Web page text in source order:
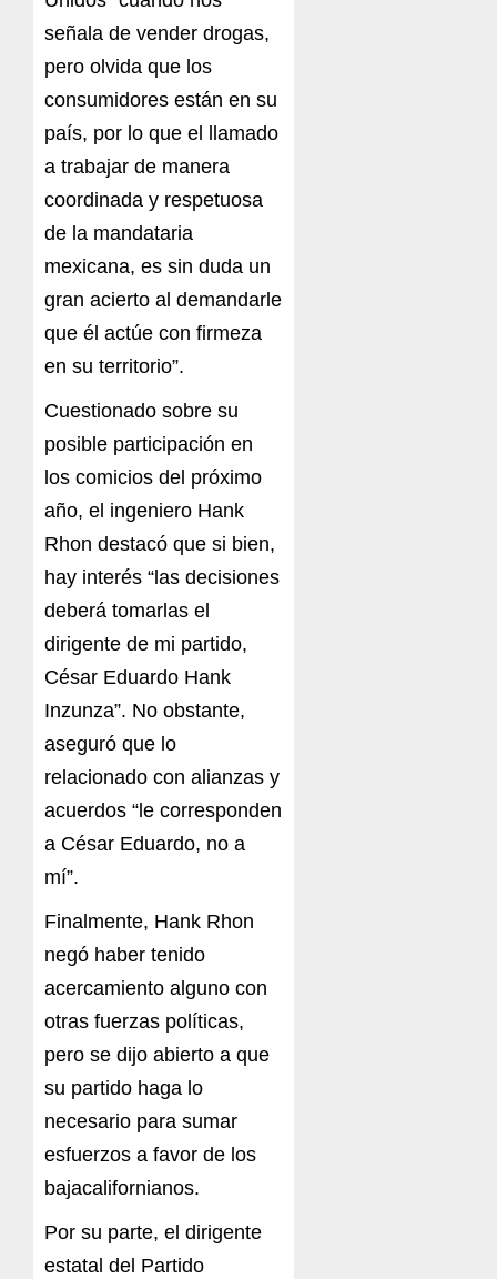
señala de vender drogas,
pero olvida que los
consumidores están en su
país, por lo que el llamado
a trabajar de manera
coordinada y respetuosa
de la mandataria
mexicana, es sin duda un
gran acierto al demandarle
que él actúe con firmeza
en su territorio”.
Cuestionado sobre su
posible participación en
los comicios del próximo
año, el ingeniero Hank
Rhon destacó que si bien,
hay interés “las decisiones
deberá tomarlas el
dirigente de mi partido,
César Eduardo Hank
Inzunza”. No obstante,
aseguró que lo
relacionado con alianzas y
acuerdos “le corresponden
a César Eduardo, no a
mí”.
Finalmente, Hank Rhon
negó haber tenido
acercamiento alguno con
otras fuerzas políticas,
pero se dijo abierto a que
su partido haga lo
necesario para sumar
esfuerzos a favor de los
bajacalifornianos.
Por su parte, el dirigente
estatal del Partido